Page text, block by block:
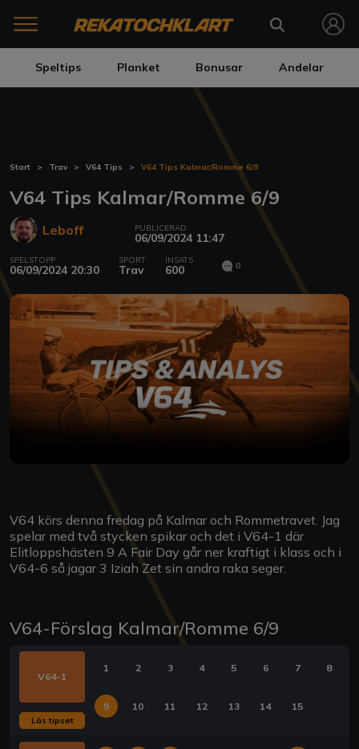
Speltips Planket Bonusar Andelar
Start Trav V64 Tips V64 Tips Kalmar/Romme 6/9
V64 Tips Kalmar/Romme 6/9
Leboff PUBLICERAD
06/09/2024 11:47
SPELSTOPP
06/09/2024 20:30
SPORT
Trav
INSATS
600 0
V64 körs denna fredag på Kalmar och Rommetravet. Jag
spelar med två stycken spikar och det i V64-1 där
Elitloppshästen 9 A Fair Day går ner kraftigt i klass och i
V64-6 så jagar 3 Iziah Zet sin andra raka seger.
V64-Förslag Kalmar/Romme 6/9
V64-1
Läs tipset
1 2 3 4 5 6 7 8
9 10 11 12 13 14 15